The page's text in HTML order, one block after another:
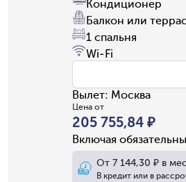
Кондиционер
Балкон или
1 спальня
Wi-Fi
Вылет: Москва
Цена от
205 755,84 ₽
Включая
От 7 144,30 ₽ в
В кредит или в